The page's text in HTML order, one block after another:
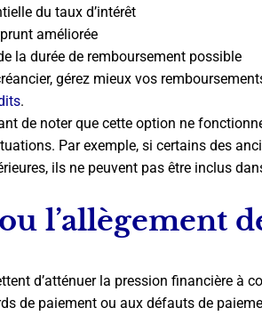
du taux d’intérêt
améliorée
la durée de remboursement possible
gérez mieux vos
.
de noter que cette option ne
Par exemple, si certains des
ils ne peuvent pas être inclus
l’allègement
d’atténuer la pression financière à
de paiement ou aux défauts de